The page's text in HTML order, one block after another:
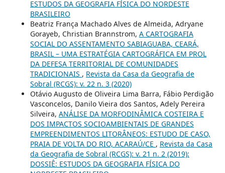
ESTUDOS DA GEOGRAFIA FÍSICA DO NORDESTE
BRASILEIRO
Beatriz França Machado Alves de Almeida, Adryane
Gorayeb, Christian Brannstrom, A CARTOGRAFIA
SOCIAL DO ASSENTAMENTO SABIAGUABA, CEARÁ,
BRASIL – UMA ESTRATÉGIA CARTOGRÁFICA EM PROL
DA DEFESA TERRITORIAL DE COMUNIDADES
TRADICIONAIS , Revista da Casa da Geografia de
Sobral (RCGS): v. 22 n. 3 (2020)
Otávio Augusto de Oliveira Lima Barra, Fábio Perdigão
Vasconcelos, Danilo Vieira dos Santos, Adely Pereira
Silveira, ANÁLISE DA MORFODINÂMICA COSTEIRA E
DOS IMPACTOS SOCIOAMBIENTAIS DE GRANDES
EMPREENDIMENTOS LITORÂNEOS: ESTUDO DE CASO,
PRAIA DE VOLTA DO RIO, ACARAÚ/CE , Revista da Casa
da Geografia de Sobral (RCGS): v. 21 n. 2 (2019):
DOSSIÊ: ESTUDOS DA GEOGRAFIA FÍSICA DO